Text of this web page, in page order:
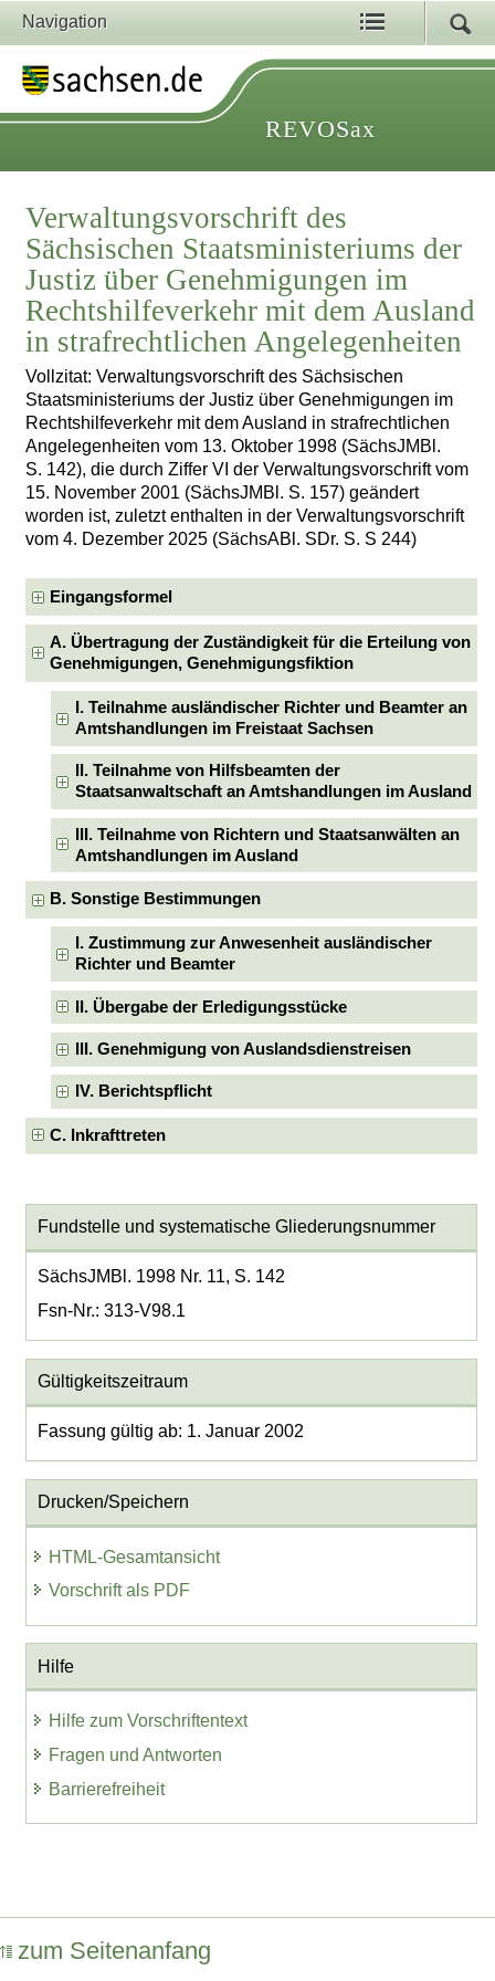
Navigation
REVOSax
Verwaltungsvorschrift des
Sächsischen Staatsministeriums der
Justiz über Genehmigungen im
Rechtshilfeverkehr mit dem Ausland
in strafrechtlichen Angelegenheiten
Vollzitat: Verwaltungsvorschrift des Sächsischen
Staatsministeriums der Justiz über Genehmigungen im
Rechtshilfeverkehr mit dem Ausland in strafrechtlichen
Angelegenheiten vom 13. Oktober 1998 (SächsJMBl.
S. 142), die durch Ziffer VI der Verwaltungsvorschrift vom
15. November 2001 (SächsJMBl. S. 157) geändert
worden ist, zuletzt enthalten in der Verwaltungsvorschrift
vom 4. Dezember 2025 (SächsABl. SDr. S. S 244)
Eingangsformel
A. Übertragung der Zuständigkeit für die Erteilung von
Genehmigungen, Genehmigungsfiktion
I. Teilnahme ausländischer Richter und Beamter an
Amtshandlungen im Freistaat Sachsen
II. Teilnahme von Hilfsbeamten der
Staatsanwaltschaft an Amtshandlungen im Ausland
III. Teilnahme von Richtern und Staatsanwälten an
Amtshandlungen im Ausland
B. Sonstige Bestimmungen
I. Zustimmung zur Anwesenheit ausländischer
Richter und Beamter
II. Übergabe der Erledigungsstücke
III. Genehmigung von Auslandsdienstreisen
IV. Berichtspflicht
C. Inkrafttreten
Fundstelle und systematische Gliederungsnummer
SächsJMBl. 1998 Nr. 11, S. 142
Fsn-Nr.: 313-V98.1
Gültigkeitszeitraum
Fassung gültig ab: 1. Januar 2002
Drucken/Speichern
HTML-Gesamtansicht
Vorschrift als PDF
Hilfe
Hilfe zum Vorschriftentext
Fragen und Antworten
Barrierefreiheit
zum Seitenanfang